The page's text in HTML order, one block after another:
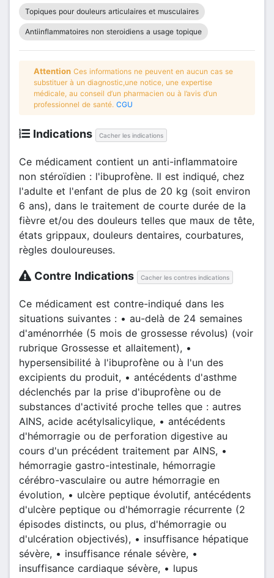
Topiques pour douleurs articulaires et musculaires
Antiinflammatoires non steroidiens a usage topique
Attention Ces informations ne peuvent en aucun cas se
substituer à un diagnostic,une notice, une expertise
médicale, au conseil d’un pharmacien ou à l’avis d’un
professionnel de santé. CGU
Indications Cacher les indications
Ce médicament contient un anti-inflammatoire
non stéroïdien : l'ibuprofène. Il est indiqué, chez
l'adulte et l'enfant de plus de 20 kg (soit environ
6 ans), dans le traitement de courte durée de la
fièvre et/ou des douleurs telles que maux de tête,
états grippaux, douleurs dentaires, courbatures,
règles douloureuses.
Contre Indications Cacher les contres indications
Ce médicament est contre-indiqué dans les
situations suivantes : • au-delà de 24 semaines
d'aménorrhée (5 mois de grossesse révolus) (voir
rubrique Grossesse et allaitement), •
hypersensibilité à l'ibuprofène ou à l'un des
excipients du produit, • antécédents d'asthme
déclenchés par la prise d'ibuprofène ou de
substances d'activité proche telles que : autres
AINS, acide acétylsalicylique, • antécédents
d'hémorragie ou de perforation digestive au
cours d'un précédent traitement par AINS, •
hémorragie gastro-intestinale, hémorragie
cérébro-vasculaire ou autre hémorragie en
évolution, • ulcère peptique évolutif, antécédents
d'ulcère peptique ou d'hémorragie récurrente (2
épisodes distincts, ou plus, d'hémorragie ou
d'ulcération objectivés), • insuffisance hépatique
sévère, • insuffisance rénale sévère, •
insuffisance cardiaque sévère, • lupus